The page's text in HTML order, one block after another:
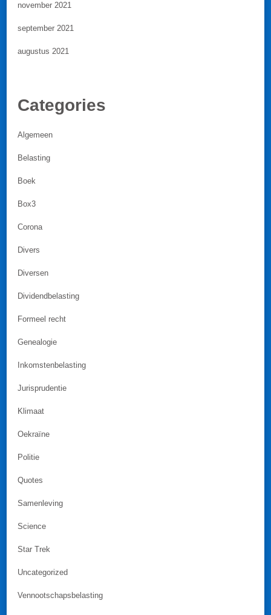
november 2021
september 2021
augustus 2021
Categories
Algemeen
Belasting
Boek
Box3
Corona
Divers
Diversen
Dividendbelasting
Formeel recht
Genealogie
Inkomstenbelasting
Jurisprudentie
Klimaat
Oekraïne
Politie
Quotes
Samenleving
Science
Star Trek
Uncategorized
Vennootschapsbelasting